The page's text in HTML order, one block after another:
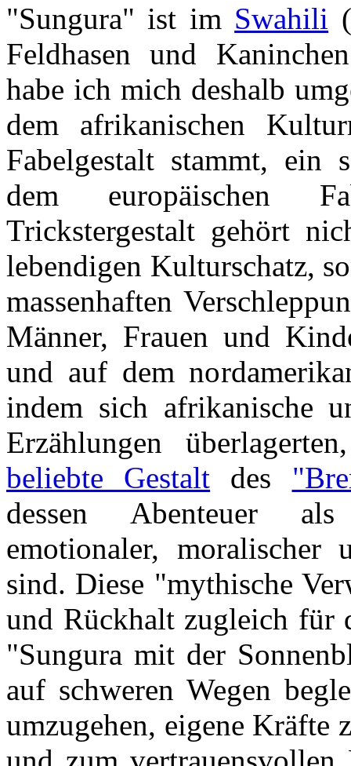
"Sungura" ist im Swahili
Feldhasen und
habe ich mich deshalb
dem afrikanischen
Fabelgestalt stammt, ein
dem europäischen
Trickstergestalt gehört
lebendigen Kulturschatz,
massenhaften
Männer, Frauen und
und auf dem
indem sich afrikanische
Erzählungen
beliebte Gestalt des
dessen Abenteuer als
emotionaler,
sind. Diese "mythische
und Rückhalt zugleich für
"Sungura mit der
auf schweren Wegen
umzugehen, eigene Kräfte